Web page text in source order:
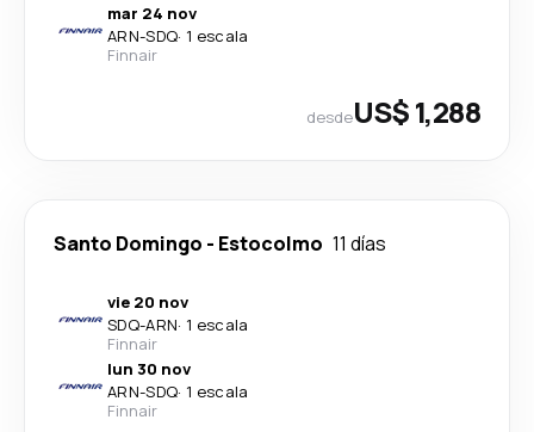
mar 24 nov
ARN-SDQ· 1 escala
Finnair
desdeUS$ 1,288
Santo Domingo - Estocolmo 11 días
vie 20 nov
SDQ-ARN· 1 escala
Finnair
lun 30 nov
ARN-SDQ· 1 escala
Finnair